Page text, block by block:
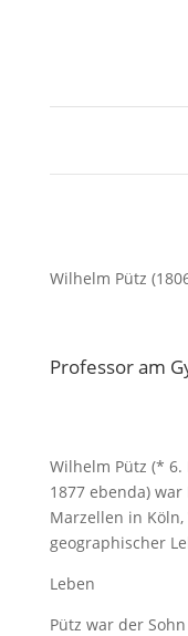
Wilhelm Pütz
Professor am
Wilhelm Pütz (* 6.
1877 ebenda)
Marzellen in
geographischer
Leben
Pütz war der